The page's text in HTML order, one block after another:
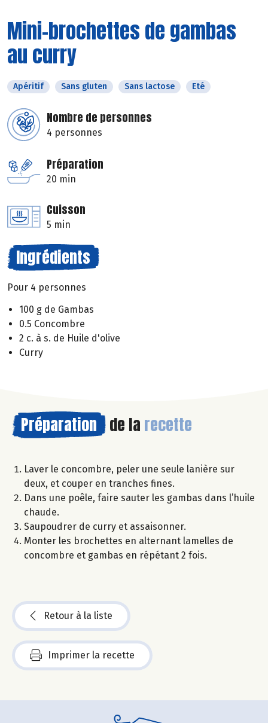
Mini-brochettes de gambas
au curry
Apéritif Sans gluten Sans lactose Eté
Nombre de personnes
4 personnes
Préparation
20 min
Cuisson
5 min
Ingrédients
Pour 4 personnes
100 g de Gambas
0.5 Concombre
2 c. à s. de Huile d'olive
Curry
Préparation de la recette
Laver le concombre, peler une seule lanière sur
deux, et couper en tranches fines.
Dans une poêle, faire sauter les gambas dans l’huile
chaude.
Saupoudrer de curry et assaisonner.
Monter les brochettes en alternant lamelles de
concombre et gambas en répétant 2 fois.
Retour à la liste
Imprimer la recette